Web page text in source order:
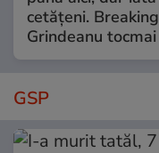
cetățeni.
Grindeanu
GSP